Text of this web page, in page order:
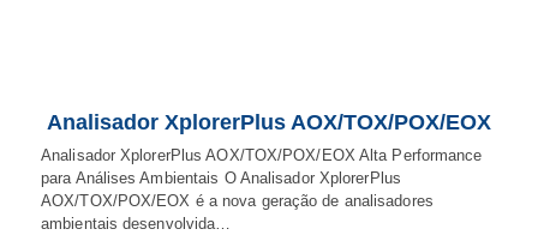
Analisador XplorerPlus AOX/TOX/POX/EOX
Analisador XplorerPlus AOX/TOX/POX/EOX Alta Performance
para Análises Ambientais O Analisador XplorerPlus
AOX/TOX/POX/EOX é a nova geração de analisadores
ambientais desenvolvida…